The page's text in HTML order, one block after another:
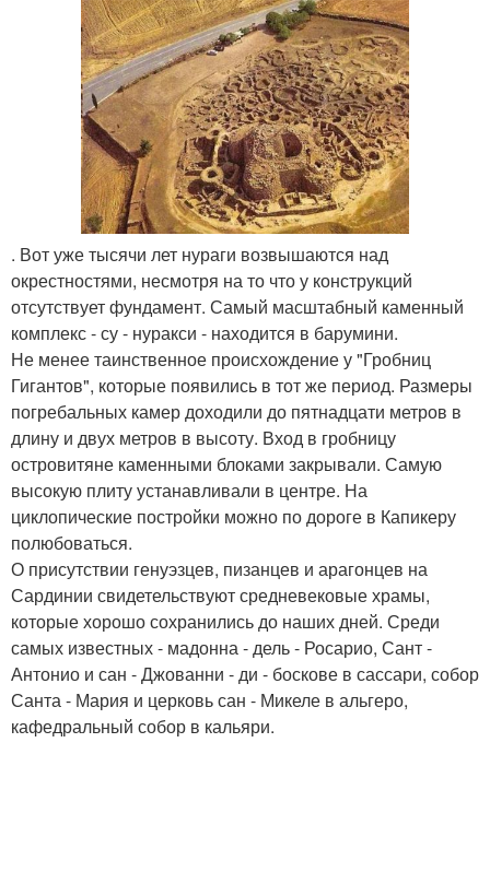
. Вот уже тысячи лет нураги возвышаются над
окрестностями, несмотря на то что у конструкций
отсутствует фундамент. Самый масштабный каменный
комплекс - су - нуракси - находится в барумини.
Не менее таинственное происхождение у "Гробниц
Гигантов", которые появились в тот же период. Размеры
погребальных камер доходили до пятнадцати метров в
длину и двух метров в высоту. Вход в гробницу
островитяне каменными блоками закрывали. Самую
высокую плиту устанавливали в центре. На
циклопические постройки можно по дороге в Капикеру
полюбоваться.
О присутствии генуэзцев, пизанцев и арагонцев на
Сардинии свидетельствуют средневековые храмы,
которые хорошо сохранились до наших дней. Среди
самых известных - мадонна - дель - Росарио, Сант -
Антонио и сан - Джованни - ди - боскове в сассари, собор
Санта - Мария и церковь сан - Микеле в альгеро,
кафедральный собор в кальяри.